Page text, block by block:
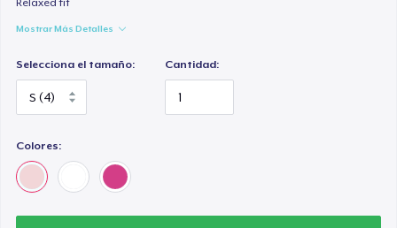
Relaxed fit
Mostrar Más Detalles
Selecciona el tamaño: Cantidad:
Colores: